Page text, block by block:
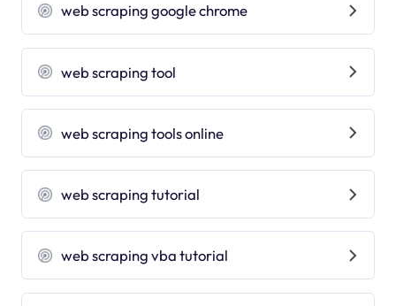
web scraping google chrome
web scraping tool
web scraping tools online
web scraping tutorial
web scraping vba tutorial